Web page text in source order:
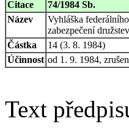
Citace
74/1984 Sb.
Název
Vyhláška
zabezpečení
Částka
14 (3. 8. 1984)
Účinnost od 1. 9. 1984,
Text